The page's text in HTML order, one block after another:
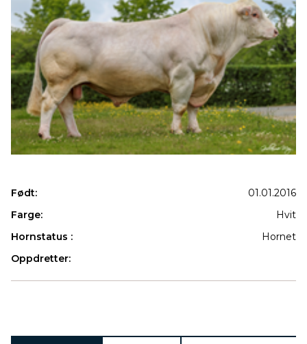
Født:
01.01.2016
Farge:
Hvit
Hornstatus :
Hornet
Oppdretter: